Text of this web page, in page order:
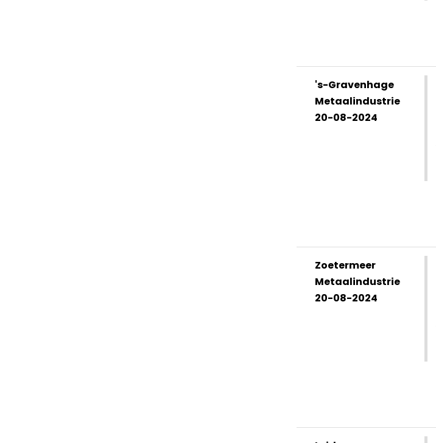
's-Gravenhage
Metaalindustrie
20-08-2024
Zoetermeer
Metaalindustrie
20-08-2024